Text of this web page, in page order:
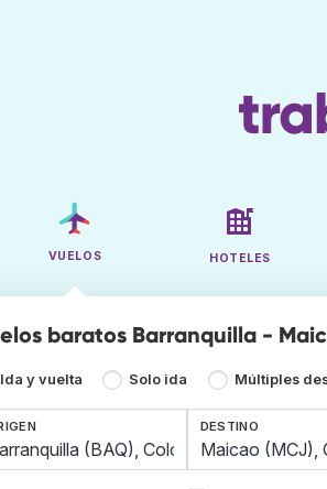
VUELOS HOTELES
baratos Barranquilla -
Ida y vuelta Solo ida Múltiples
DESTINO